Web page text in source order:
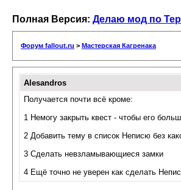
Полная Версия: Делаю мод по
Форум fallout.ru > Мастерская Кагренака
Alesandros
Получается почти всё кроме:
1 Немогу закрыть квест - чтобы его
2 Добавить тему в список Неписю без
3 Сделать невзламывающиеся замки
4 Ещё точно не уверен как сделать